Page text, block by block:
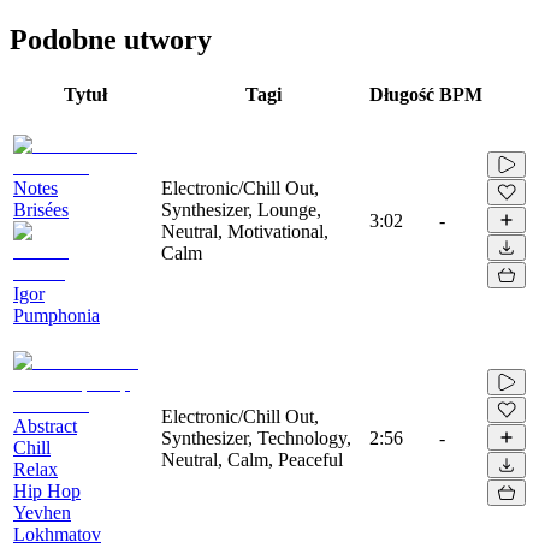
Podobne utwory
Tytuł Tagi Długość BPM
Notes
Brisées
Igor
Pumphonia
Electronic/Chill Out,
Synthesizer, Lounge,
Neutral, Motivational,
Calm
3:02 -
Abstract
Chill
Relax
Hip Hop
Yevhen
Lokhmatov
Electronic/Chill Out,
Synthesizer, Technology,
Neutral, Calm, Peaceful
2:56 -